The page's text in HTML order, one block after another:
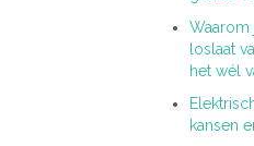
Waarom
loslaat
het wél
kansen